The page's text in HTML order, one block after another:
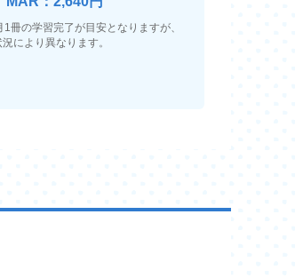
冊の学習完了が目安となりますが、
により異なります。